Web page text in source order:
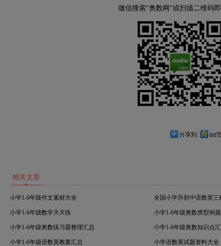
微信搜索“奥数网”或扫描二维码
分享到: qq
相关文章
小学1-6年级作文素材大全 全国小学升初中语数英三
小学1-6年级数学天天练 小学1-6年级奥数类型例
小学1-6年级奥数练习题整理汇总 小学1-6年级奥数知识点
小学1-6年级语数英教案汇总 小学语数英试题资料大全